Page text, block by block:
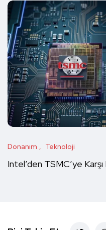
Donanım Teknoloji
Intel’den TSMC’ye